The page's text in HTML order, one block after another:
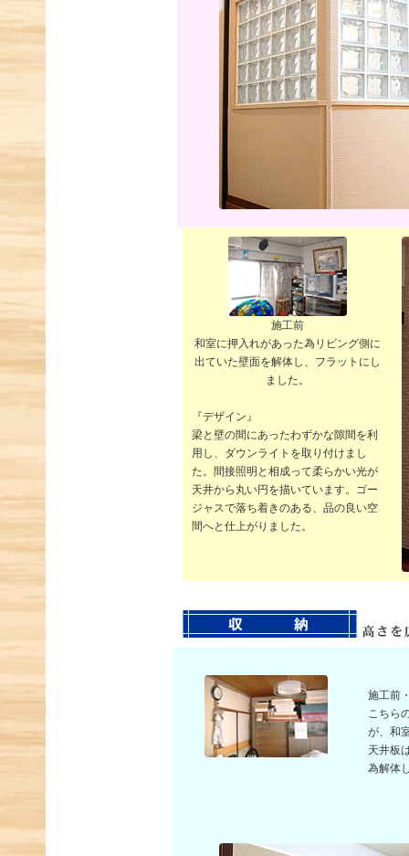
施工前
和室に押入れがあった為リビング側に
出ていた壁面を解体し、フラットにし
ました。
『デザイン』
梁と壁の間にあったわずかな隙間を利
用し、ダウンライトを取り付けまし
た。間接照明と相成って柔らかい光が
天井から丸い円を描いています。ゴー
ジャスで落ち着きのある、品の良い空
間へと仕上がりました。
施工前
こちら
が、和
天井板
為解体